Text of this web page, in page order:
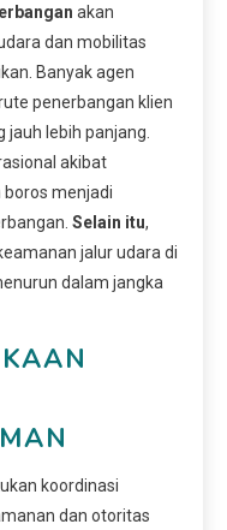
akan
dan mobilitas
Banyak agen
penerbangan klien
lebih panjang.
akibat
boros menjadi
Selain itu,
jalur udara di
dalam jangka
koordinasi
dan otoritas